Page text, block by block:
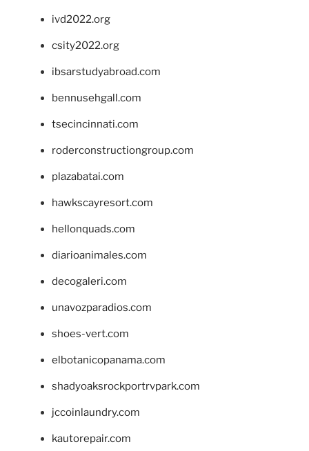
ivd2022.org
csity2022.org
ibsarstudyabroad.com
bennusehgall.com
tsecincinnati.com
roderconstructiongroup.com
plazabatai.com
hawkscayresort.com
hellonquads.com
diarioanimales.com
decogaleri.com
unavozparadios.com
shoes-vert.com
elbotanicopanama.com
shadyoaksrockportrvpark.com
jccoinlaundry.com
kautorepair.com